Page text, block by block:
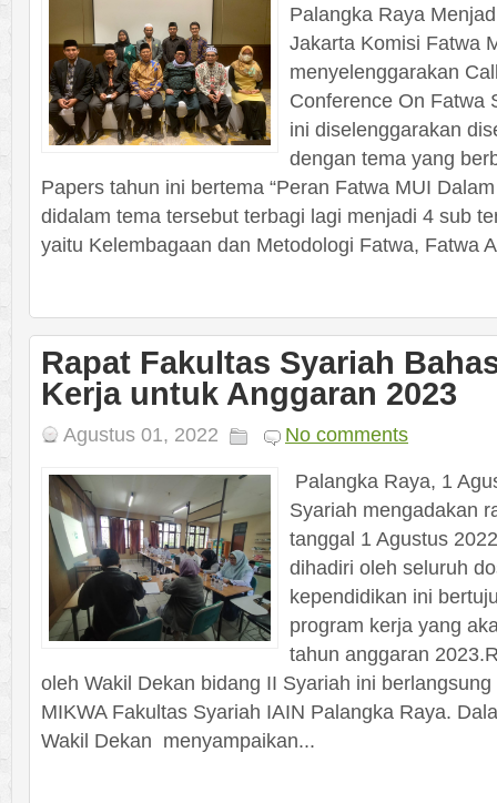
Palangka Raya
Jakarta Komisi Fatwa
menyelenggarakan
Conference On Fatwa
ini diselenggarakan
dengan tema yang
Papers tahun ini bertema “Peran Fatwa MUI
didalam tema tersebut terbagi lagi menjadi 4 sub
yaitu Kelembagaan dan Metodologi Fatwa, Fatwa
Rapat Fakultas Syariah
Kerja untuk Anggaran 2023
Agustus 01, 2022
No comments
Palangka Raya, 1
Syariah mengadakan
tanggal 1 Agustus
dihadiri oleh seluruh
kependidikan ini
program kerja yang
tahun anggaran
oleh Wakil Dekan bidang II Syariah ini
MIKWA Fakultas Syariah IAIN Palangka Raya.
Wakil Dekan menyampaikan...